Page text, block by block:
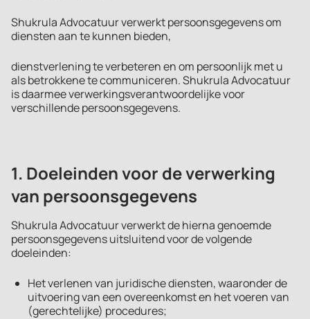
Shukrula Advocatuur verwerkt persoonsgegevens om
diensten aan te kunnen bieden,
dienstverlening te verbeteren en om persoonlijk met u
als betrokkene te communiceren. Shukrula Advocatuur
is daarmee verwerkingsverantwoordelijke voor
verschillende persoonsgegevens.
1. Doeleinden voor de verwerking
van persoonsgegevens
Shukrula Advocatuur verwerkt de hierna genoemde
persoonsgegevens uitsluitend voor de volgende
doeleinden:
Het verlenen van juridische diensten, waaronder de
uitvoering van een overeenkomst en het voeren van
(gerechtelijke) procedures;